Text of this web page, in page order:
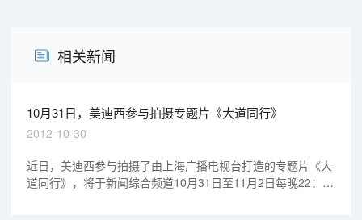
相关新闻
10月31日，美迪西参与拍摄专题片《大道同行》
2012-10-30
近日，美迪西参与拍摄了由上海广播电视台打造的专题片《大
道同行》，将于新闻综合频道10月31日至11月2日每晚22：